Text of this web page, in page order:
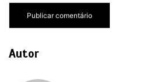
Autor